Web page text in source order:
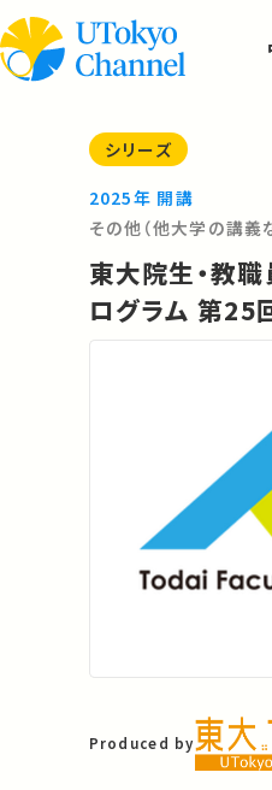
シリーズ
2025年 開講
その他（他大学の講義
東大院生・教
ログラム 第25
Produced by